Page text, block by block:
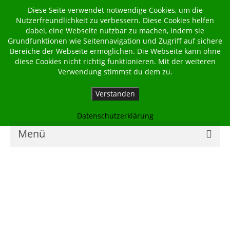
Menü
Diese Seite verwendet notwendige Cookies, um die
Nutzerfreundlichkeit zu verbessern. Diese Cookies helfen
dabei, eine Webseite nutzbar zu machen, indem sie
Grundfunktionen wie Seitennavigation und Zugriff auf sichere
Bereiche der Webseite ermöglichen. Die Webseite kann ohne
diese Cookies nicht richtig funktionieren. Mit der weiteren
Verwendung stimmst du dem zu.
Verstanden
Datenschutzerklärung